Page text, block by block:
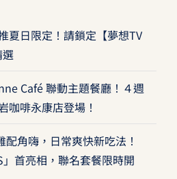
夏日限定！請鎖定【夢想TV
Café 聯動主題餐廳！４週
咖啡永康店登場！
角嗨，日常爽快新吃法！
」首亮相，聯名套餐限時開